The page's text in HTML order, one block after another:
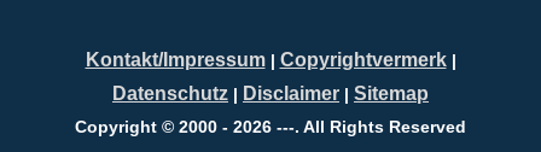
Kontakt/Impressum| Copyrightvermerk|
Datenschutz | Disclaimer | Sitemap
Copyright © 2000 - 2026 ---. All Rights Reserved